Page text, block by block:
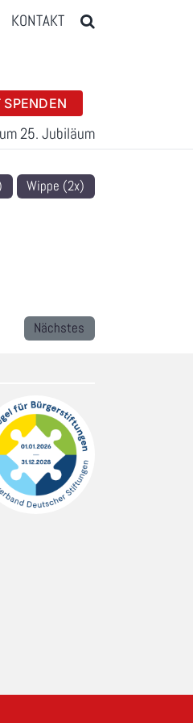
KONTAKT
25. Jubiläum
Wippe (2x)
Nächstes